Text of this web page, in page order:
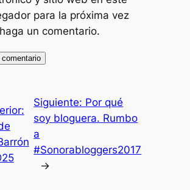
para la próxima vez
un comentario.
Siguiente: Por qué
soy bloguera. Rumbo
a
#Sonorabloggers2017
→